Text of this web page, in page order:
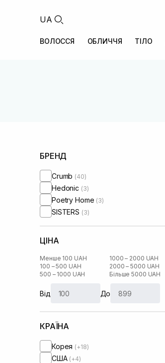
UA
ВОЛОССЯ ОБЛИЧЧЯ ТІЛО
БРЕНД
Crumb (40)
Hedonic (3)
Poetry Home (3)
SISTERS (3)
ЦІНА
Менше 100 UAH
100 – 500 UAH
500 – 1000 UAH
1000 – 2000 UAH
2000 – 5000 UAH
Більше 5000 UAH
Від До
КРАЇНА
Корея (+18)
США (+4)